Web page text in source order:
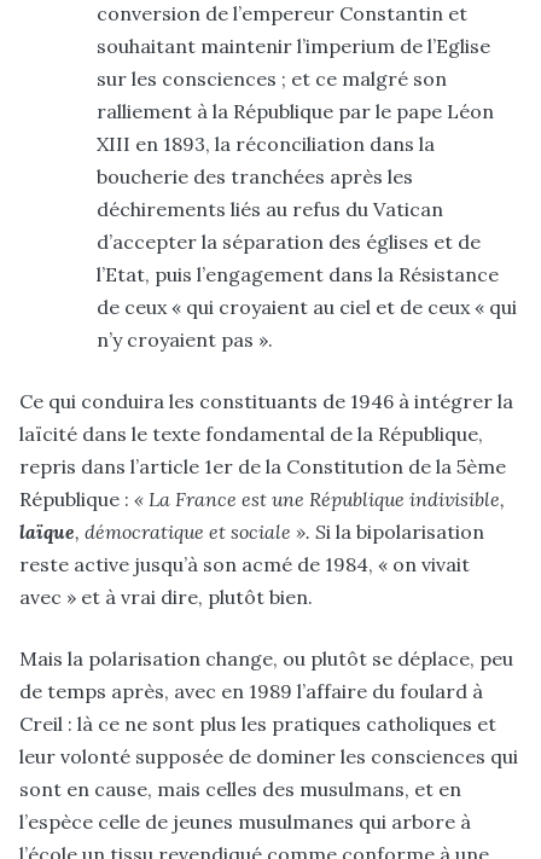
conversion de l’empereur Constantin et
souhaitant maintenir l’imperium de l’Eglise
sur les consciences ; et ce malgré son
ralliement à la République par le pape Léon
XIII en 1893, la réconciliation dans la
boucherie des tranchées après les
déchirements liés au refus du Vatican
d’accepter la séparation des églises et de
l’Etat, puis l’engagement dans la Résistance
de ceux « qui croyaient au ciel et de ceux « qui
n’y croyaient pas ».
Ce qui conduira les constituants de 1946 à intégrer la
laïcité dans le texte fondamental de la République,
repris dans l’article 1er de la Constitution de la 5ème
République : « La France est une République indivisible,
laïque, démocratique et sociale ». Si la bipolarisation
reste active jusqu’à son acmé de 1984, « on vivait
avec » et à vrai dire, plutôt bien.
Mais la polarisation change, ou plutôt se déplace, peu
de temps après, avec en 1989 l’affaire du foulard à
Creil : là ce ne sont plus les pratiques catholiques et
leur volonté supposée de dominer les consciences qui
sont en cause, mais celles des musulmans, et en
l’espèce celle de jeunes musulmanes qui arbore à
l’école un tissu revendiqué comme conforme à une